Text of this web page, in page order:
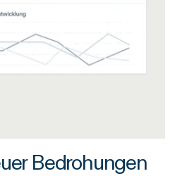
Bedrohungen